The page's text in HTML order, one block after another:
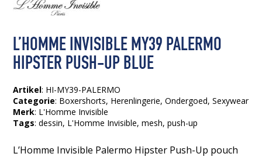
L’HOMME INVISIBLE MY39 PALERMO
HIPSTER PUSH-UP BLUE
Artikel: HI-MY39-PALERMO
Categorie: Boxershorts, Herenlingerie,Ondergoed,Sexywear
Merk: L'Homme Invisible
Tags:dessin, L'Homme Invisible, mesh, push-up
L’Homme Invisible Palermo Hipster Push-Up pouch